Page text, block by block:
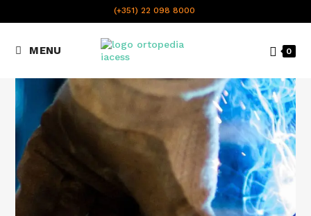
(+351) 22 098 8000
MENU 0